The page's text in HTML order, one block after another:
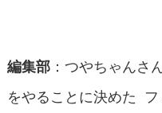
編集部：つやちゃんさ
をやることに決めた フ